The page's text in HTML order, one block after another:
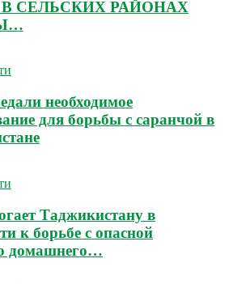
СЕЛЬСКИХ РАЙОНАХ
необходимое
для борьбы с саранчой в
Таджикистану в
к борьбе с опасной
домашнего…